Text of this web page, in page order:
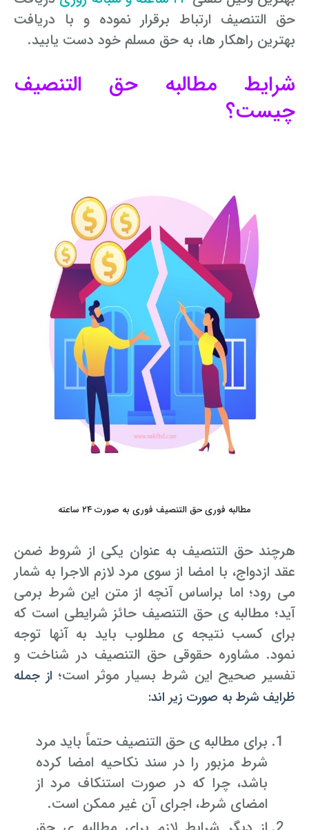
حق التنصیف ارتباط برقرار نموده و با دریافت
بهترین راهکار ها، به حق مسلم خود دست یابید.
شرایط مطالبه حق التنصیف
چیست؟
مطالبه فوری حق التنصیف فوری به صورت ۲۴ ساعته
هرچند حق التنصیف به عنوان یکی از شروط ضمن
عقد ازدواج، با امضا از سوی مرد لازم الاجرا به شمار
می رود؛ اما براساس آنچه از متن این شرط برمی
آید؛ مطالبه ی حق التنصیف حائز شرایطی است که
برای کسب نتیجه ی مطلوب باید به آنها توجه
نمود. مشاوره حقوقی حق التنصیف در شناخت و
تفسیر صحیح این شرط بسیار موثر است؛ از جمله
ظرایف شرط به صورت زیر اند:
برای مطالبه ی حق التنصیف حتماً باید مرد
شرط مزبور را در سند نکاحیه امضا کرده
باشد، چرا که در صورت استنکاف مرد از
امضای شرط، اجرای آن غیر ممکن است.